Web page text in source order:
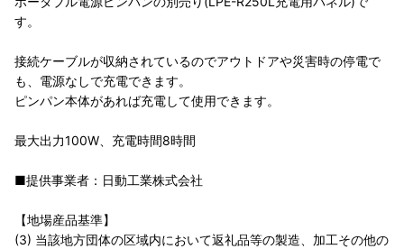
す。
接続ケーブルが収納されているのでアウトドアや災害時の停電で
も、電源なしで充電できます。
ピンパン本体があれば充電して使用できます。
最大出力100W、充電時間8時間
■提供事業者：日動工業株式会社
【地場産品基準】
(3) 当該地方団体の区域内において返礼品等の製造、加工その他の